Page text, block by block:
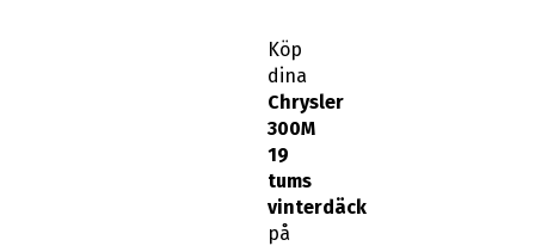
Köp
dina
Chrysler
300M
19
tums
vinterdäck
på